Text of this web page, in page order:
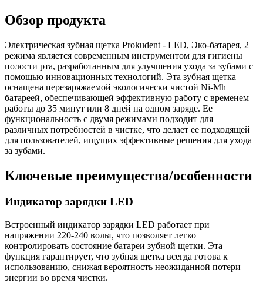
Обзор продукта
Электрическая зубная щетка Prokudent - LED, Эко-батарея, 2
режима является современным инструментом для гигиены
полости рта, разработанным для улучшения ухода за зубами с
помощью инновационных технологий. Эта зубная щетка
оснащена перезаряжаемой экологически чистой Ni-Mh
батареей, обеспечивающей эффективную работу с временем
работы до 35 минут или 8 дней на одном заряде. Ее
функциональность с двумя режимами подходит для
различных потребностей в чистке, что делает ее подходящей
для пользователей, ищущих эффективные решения для ухода
за зубами.
Ключевые преимущества/особенности
Индикатор зарядки LED
Встроенный индикатор зарядки LED работает при
напряжении 220-240 вольт, что позволяет легко
контролировать состояние батареи зубной щетки. Эта
функция гарантирует, что зубная щетка всегда готова к
использованию, снижая вероятность неожиданной потери
энергии во время чистки.